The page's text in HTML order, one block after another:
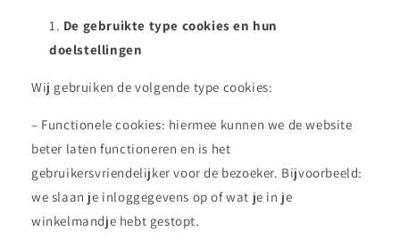
De gebruikte type cookies en hun
doelstellingen
Wij gebruiken de volgende type cookies:
– Functionele cookies: hiermee kunnen we de website
beter laten functioneren en is het
gebruikersvriendelijker voor de bezoeker. Bijvoorbeeld:
we slaan je inloggegevens op of wat je in je
winkelmandje hebt gestopt.